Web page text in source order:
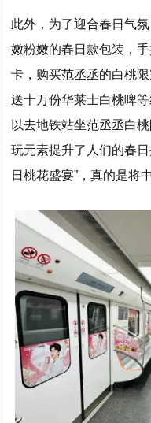
此外，为了迎合春日气
嫩粉嫩的春日款包装，
卡，购买范丞丞的白桃
送十万份华莱士白桃啤
以去地铁站坐范丞丞白
玩元素提升了人们的春
日桃花盛宴”，真的是将